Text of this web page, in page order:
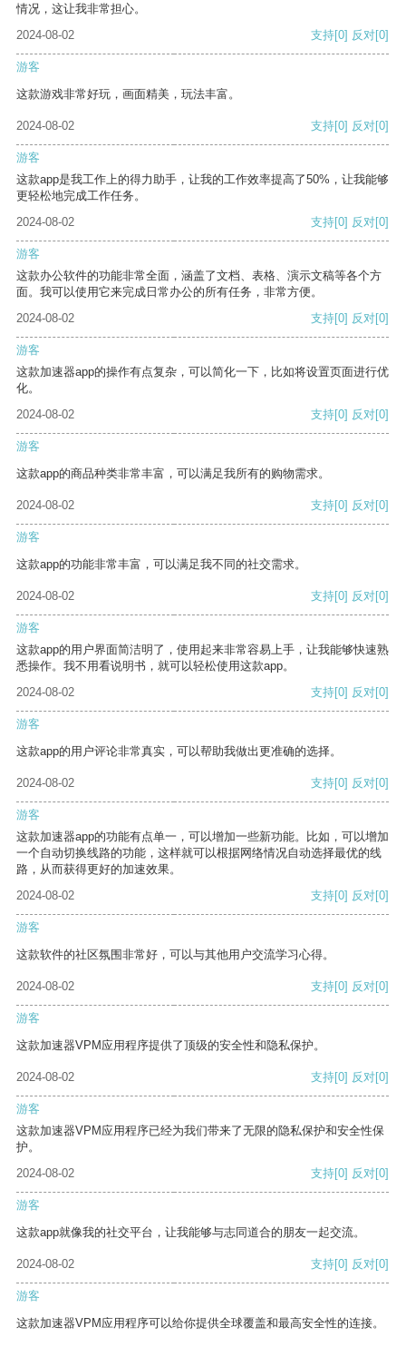
情况，这让我非常担心。
2024-08-02
支持[0] 反对[0]
游客
这款游戏非常好玩，画面精美，玩法丰富。
2024-08-02 支持[0] 反对[0]
游客
这款app是我工作上的得力助手，让我的工作效率提高了50%，让我能够
更轻松地完成工作任务。
2024-08-02
支持[0] 反对[0]
游客
这款办公软件的功能非常全面，涵盖了文档、表格、演示文稿等各个方
面。我可以使用它来完成日常办公的所有任务，非常方便。
2024-08-02
支持[0] 反对[0]
游客
这款加速器app的操作有点复杂，可以简化一下，比如将设置页面进行优
化。
2024-08-02
支持[0] 反对[0]
游客
这款app的商品种类非常丰富，可以满足我所有的购物需求。
2024-08-02 支持[0] 反对[0]
游客
这款app的功能非常丰富，可以满足我不同的社交需求。
2024-08-02 支持[0] 反对[0]
游客
这款app的用户界面简洁明了，使用起来非常容易上手，让我能够快速熟
悉操作。我不用看说明书，就可以轻松使用这款app。
2024-08-02
支持[0] 反对[0]
游客
这款app的用户评论非常真实，可以帮助我做出更准确的选择。
2024-08-02 支持[0] 反对[0]
游客
这款加速器app的功能有点单一，可以增加一些新功能。比如，可以增加
一个自动切换线路的功能，这样就可以根据网络情况自动选择最优的线
路，从而获得更好的加速效果。
2024-08-02
支持[0] 反对[0]
游客
这款软件的社区氛围非常好，可以与其他用户交流学习心得。
2024-08-02 支持[0] 反对[0]
游客
这款加速器VPM应用程序提供了顶级的安全性和隐私保护。
2024-08-02 支持[0] 反对[0]
游客
这款加速器VPM应用程序已经为我们带来了无限的隐私保护和安全性保
护。
2024-08-02
支持[0] 反对[0]
游客
这款app就像我的社交平台，让我能够与志同道合的朋友一起交流。
2024-08-02 支持[0] 反对[0]
游客
这款加速器VPM应用程序可以给你提供全球覆盖和最高安全性的连接。